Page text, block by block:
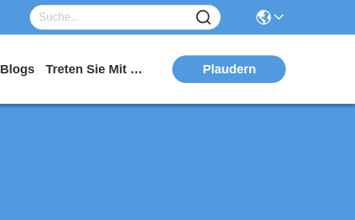
Blogs Treten Sie Mit Uns In Verbindung Plaudern